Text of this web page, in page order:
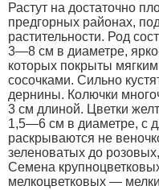
Растут на достаточно
предгорных районах,
растительности. Род
3—8 см в диаметре,
которых покрыты
сосочками. Сильно
дернины. Колючки
3 см длиной. Цветки
1,5—6 см в диаметре, с
раскрываются не
зеленоватых до
Семена
мелкоцветковых —